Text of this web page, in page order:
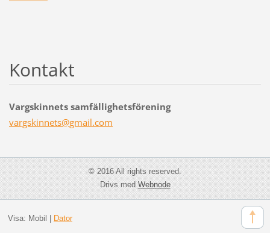
Kontakt
Vargskinnets samfällighetsförening
vargskinnets@gmail.com
© 2016 All rights reserved.
Drivs medWebnode
Visa: Mobil Dator